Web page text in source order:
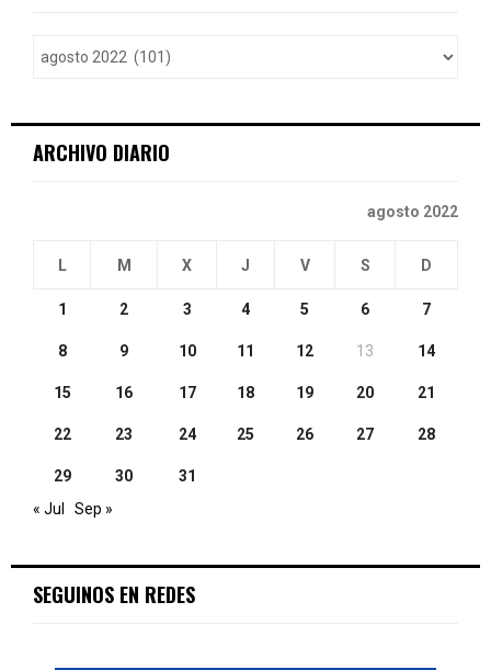
ARCHIVO DIARIO
agosto 2022
L M X J V S D
1 2 3 4 5 6 7
8 9 10 11 12 13 14
15 16 17 18 19 20 21
22 23 24 25 26 27 28
29 30
31
« Jul
Sep »
SEGUINOS EN REDES